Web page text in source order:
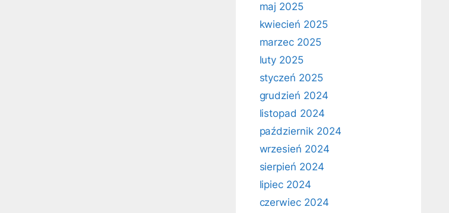
maj 2025
kwiecień 2025
marzec 2025
luty 2025
styczeń 2025
grudzień 2024
listopad 2024
październik 2024
wrzesień 2024
sierpień 2024
lipiec 2024
czerwiec 2024